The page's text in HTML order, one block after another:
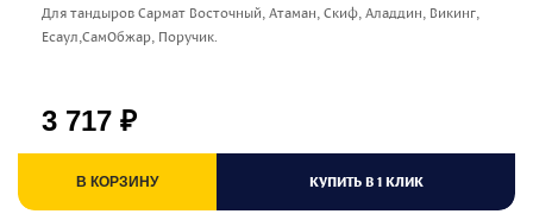
Для тандыров Сармат Восточный, Атаман, Скиф, Аладдин, Викинг,
Есаул,СамОбжар, Поручик.
3 717 ₽
В КОРЗИНУ КУПИТЬ В 1 КЛИК